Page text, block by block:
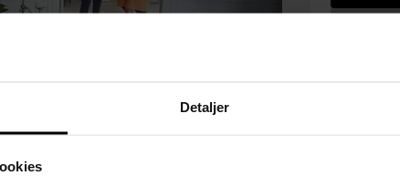
Detaljer